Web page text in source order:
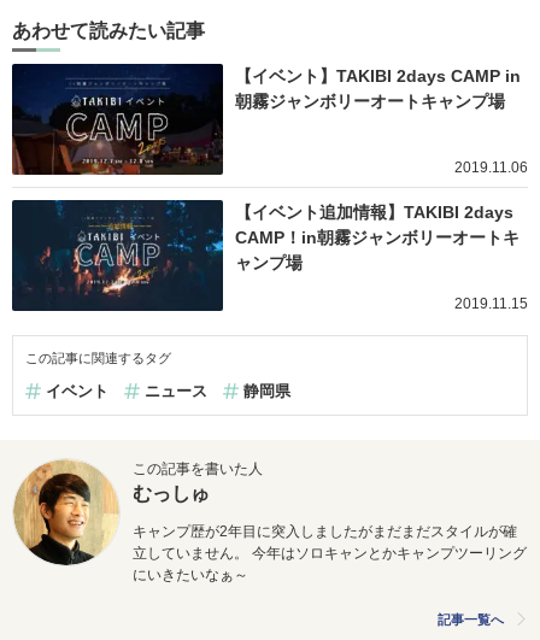
あわせて読みたい記事
【イベント】TAKIBI 2days CAMP in
朝霧ジャンボリーオートキャンプ場
2019.11.06
【イベント追加情報】TAKIBI 2days
CAMP！in朝霧ジャンボリーオートキ
ャンプ場
2019.11.15
この記事に関連するタグ
イベント ニュース 静岡県
この記事を書いた人
むっしゅ
キャンプ歴が2年目に突入しましたがまだまだスタイルが確
立していません。 今年はソロキャンとかキャンプツーリング
にいきたいなぁ～
記事一覧へ